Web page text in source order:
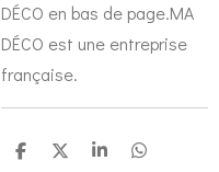
DÉCO en bas de page.MA
DÉCO est une entreprise
française.
P
P
P
P